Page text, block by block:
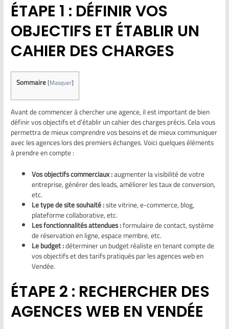
ÉTAPE 1 : DÉFINIR VOS
OBJECTIFS ET ÉTABLIR UN
CAHIER DES CHARGES
Sommaire[Masquer]
Avant de commencer à chercher une agence, il est important de bien
définir vos objectifs et d’établir un cahier des charges précis. Cela vous
permettra de mieux comprendre vos besoins et de mieux communiquer
avec les agences lors des premiers échanges. Voici quelques éléments
à prendre en compte :
Vos objectifs commerciaux :augmenter la visibilité de votre
entreprise, générer des leads, améliorer les taux de conversion,
etc.
Le type de site souhaité :site vitrine, e-commerce, blog,
plateforme collaborative, etc.
Les fonctionnalités attendues :formulaire de contact, système
de réservation en ligne, espace membre, etc.
Le budget :déterminer un budget réaliste en tenant compte de
vos objectifs et des tarifs pratiqués par les agences web en
Vendée.
ÉTAPE 2 : RECHERCHER DES
AGENCES WEB EN VENDÉE